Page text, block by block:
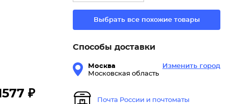
₽
Выбрать все похожие товары
Способы доставки
Москва
Московская область
Изменить город
Почта России и почтоматы